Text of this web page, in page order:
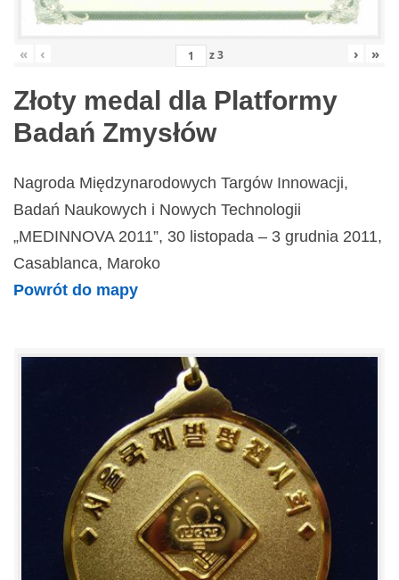
« ‹ z3 › »
Złoty medal dla Platformy
Badań Zmysłów
Nagroda Międzynarodowych Targów Innowacji,
Badań Naukowych i Nowych Technologii
„MEDINNOVA 2011”, 30 listopada – 3 grudnia 2011,
Casablanca, Maroko
Powrót do mapy